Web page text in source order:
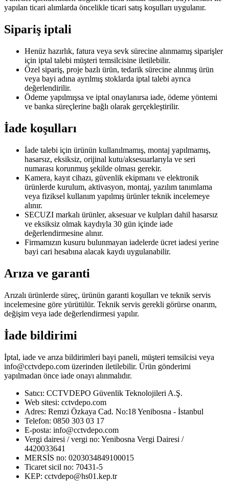
yapılan ticari alımlarda öncelikle ticari satış koşulları uygulanır.
Sipariş iptali
Henüz hazırlık, fatura veya sevk sürecine alınmamış siparişler
için iptal talebi müşteri temsilcisine iletilebilir.
Özel sipariş, proje bazlı ürün, tedarik sürecine alınmış ürün
veya bayi adına ayrılmış stoklarda iptal talebi ayrıca
değerlendirilir.
Ödeme yapılmışsa ve iptal onaylanırsa iade, ödeme yöntemi
ve banka süreçlerine bağlı olarak gerçekleştirilir.
İade koşulları
İade talebi için ürünün kullanılmamış, montaj yapılmamış,
hasarsız, eksiksiz, orijinal kutu/aksesuarlarıyla ve seri
numarası korunmuş şekilde olması gerekir.
Kamera, kayıt cihazı, güvenlik ekipmanı ve elektronik
ürünlerde kurulum, aktivasyon, montaj, yazılım tanımlama
veya fiziksel kullanım yapılmış ürünler teknik incelemeye
alınır.
SECUZI markalı ürünler, aksesuar ve kulpları dahil hasarsız
ve eksiksiz olmak kaydıyla 30 gün içinde iade
değerlendirmesine alınır.
Firmamızın kusuru bulunmayan iadelerde ücret iadesi yerine
bayi cari hesabına alacak kaydı uygulanabilir.
Arıza ve garanti
Arızalı ürünlerde süreç, ürünün garanti koşulları ve teknik servis
incelemesine göre yürütülür. Teknik servis gerekli görürse onarım,
değişim veya iade değerlendirmesi yapılır.
İade bildirimi
İptal, iade ve arıza bildirimleri bayi paneli, müşteri temsilcisi veya
info@cctvdepo.com üzerinden iletilebilir. Ürün gönderimi
yapılmadan önce iade onayı alınmalıdır.
Satıcı: CCTVDEPO Güvenlik Teknolojileri A.Ş.
Web sitesi: cctvdepo.com
Adres: Remzi Özkaya Cad. No:18 Yenibosna - İstanbul
Telefon: 0850 303 03 17
E-posta: info@cctvdepo.com
Vergi dairesi / vergi no: Yenibosna Vergi Dairesi /
4420033641
MERSİS no: 0203034849100015
Ticaret sicil no: 70431-5
KEP: cctvdepo@hs01.kep.tr